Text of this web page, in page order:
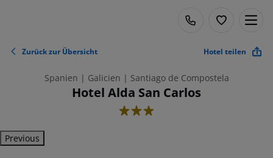
Zurück zur Übersicht Hotel teilen
Spanien | Galicien | Santiago de Compostela
Hotel Alda San Carlos
3
Previous